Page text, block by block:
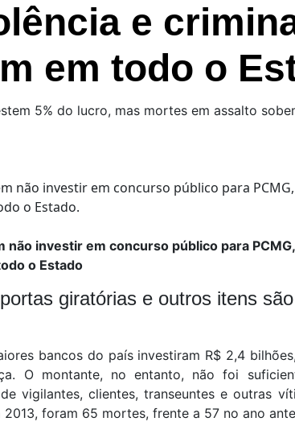
e
em todo o
5% do lucro, mas mortes em assalto
não investir em concurso público para
o Estado
giratórias e outros itens
bancos do país investiram R$ 2,4
O montante, no entanto, não foi
vigilantes, clientes, transeuntes e outras
2013, foram 65 mortes, frente a 57 no ano